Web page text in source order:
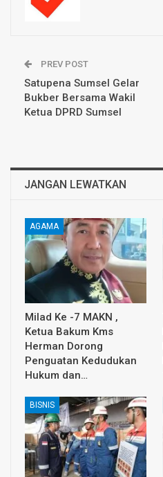
PREV POST
Satupena Sumsel Gelar
Bukber Bersama Wakil
Ketua DPRD Sumsel
JANGAN LEWATKAN
AGAMA
Milad Ke -7 MAKN ,
Ketua Bakum Kms
Herman Dorong
Penguatan Kedudukan
Hukum dan…
BISNIS